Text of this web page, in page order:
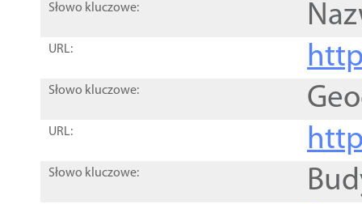
Słowo kluczowe:
URL:
Słowo kluczowe:
URL:
Słowo kluczowe: